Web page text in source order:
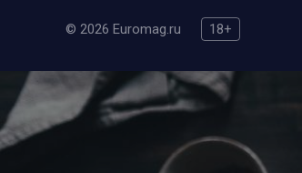
© 2026 Euromag.ru 18+